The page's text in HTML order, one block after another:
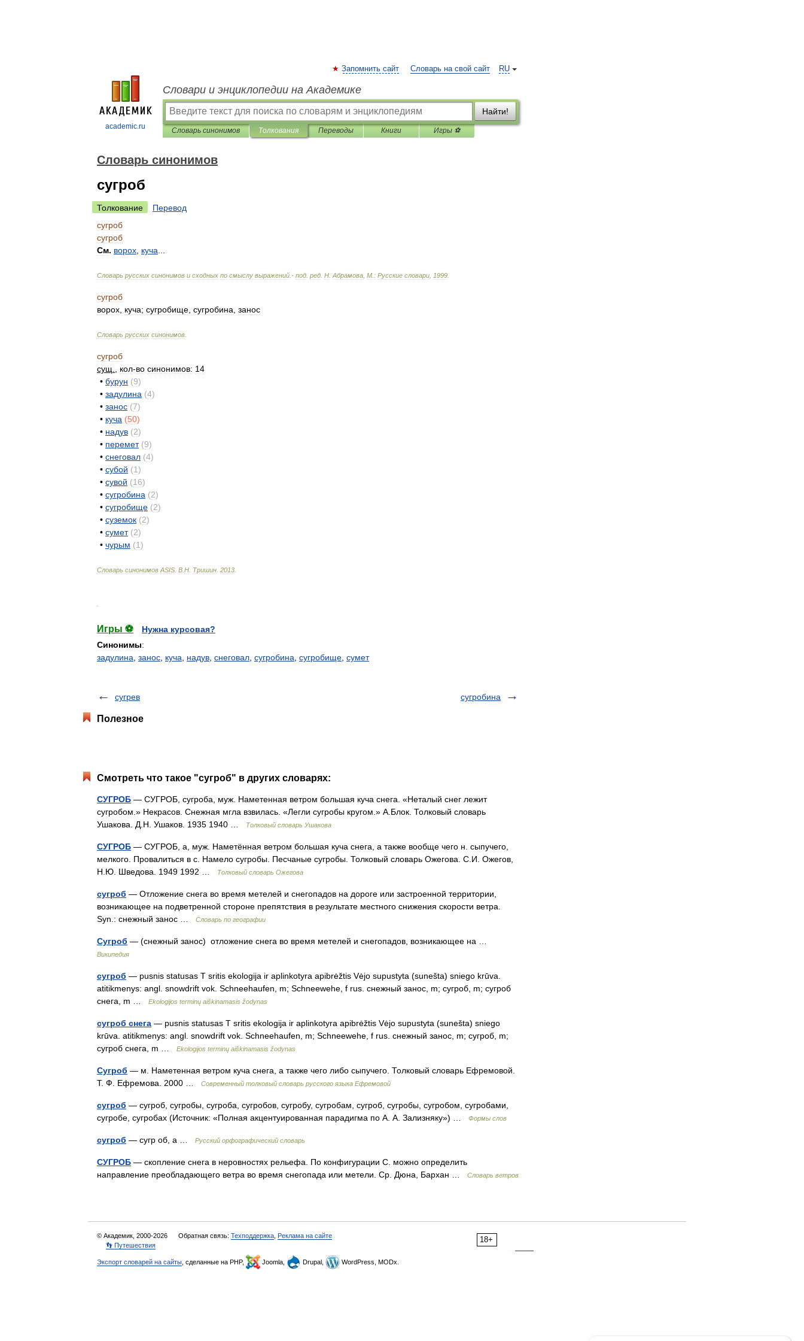
academic.ru
RU
Запомнить сайт Словарь на свой сайт
Словари и энциклопедии на Академике
Найти!
Словарь синонимов Толкования Переводы Книги Игры ⚽
Словарь синонимов
сугроб
Толкование
Перевод
сугроб
сугроб
См. ворох куча
Словарь русских синонимов и сходных по смыслу выражений .- под ред Н Абрамова М : Русские словари 1999
сугроб
ворох куча; сугробище сугробина занос
Словарь русских синонимов
сугроб
сущ
кол-во синонимов: 14
• бурун (9)
• задулина (4)
• занос (7)
• куча (50)
• надув (2)
• перемет (9)
• снеговал (4)
• субой (1)
• сувой (16)
• сугробина (2)
• сугробище (2)
• суземок (2)
• сумет (2)
• чурым (1)
Словарь синонимов ASIS В Н Тришин 2013
Игры ⚽
Нужна курсовая?
Синонимы:
задулина занос куча надув снеговал сугробина сугробище сумет
сугрев сугробина
Полезное
Смотреть что такое "сугроб" в других словарях:
СУГРОБ — СУГРОБ, сугроба, муж. Наметенная ветром большая куча снега. «Неталый снег лежит
сугробом.» Некрасов. Снежная мгла взвилась. «Легли сугробы кругом.» А.Блок. Толковый словарь
Ушакова. Д.Н. Ушаков. 1935 1940 …
Толковый словарь Ушакова
СУГРОБ — СУГРОБ, а, муж. Наметённая ветром большая куча снега, а также вообще чего н. сыпучего,
мелкого. Провалиться в с. Намело сугробы. Песчаные сугробы. Толковый словарь Ожегова. С.И. Ожегов,
Н.Ю. Шведова. 1949 1992 …
Толковый словарь Ожегова
сугроб — Отложение снега во время метелей и снегопадов на дороге или застроенной территории,
возникающее на подветренной стороне препятствия в результате местного снижения скорости ветра.
Syn.: снежный занос …
Словарь по географии
Сугроб — (снежный занос) отложение снега во время метелей и снегопадов, возникающее на …
Википедия
сугроб — pusnis statusas T sritis ekologija ir aplinkotyra apibrėžtis Vėjo supustyta (sunešta) sniego krūva.
atitikmenys: angl. snowdrift vok. Schneehaufen, m; Schneewehe, f rus. снежный занос, m; сугроб, m; сугроб
снега, m …
Ekologijos terminų aiškinamasis žodynas
сугроб снега — pusnis statusas T sritis ekologija ir aplinkotyra apibrėžtis Vėjo supustyta (sunešta) sniego
krūva. atitikmenys: angl. snowdrift vok. Schneehaufen, m; Schneewehe, f rus. снежный занос, m; сугроб, m;
сугроб снега, m …
Ekologijos terminų aiškinamasis žodynas
Сугроб — м. Наметенная ветром куча снега, а также чего либо сыпучего. Толковый словарь Ефремовой.
Т. Ф. Ефремова. 2000 …
Современный толковый словарь русского языка Ефремовой
сугроб — сугроб, сугробы, сугроба, сугробов, сугробу, сугробам, сугроб, сугробы, сугробом, сугробами,
сугробе, сугробах (Источник: «Полная акцентуированная парадигма по А. А. Зализняку») …
Формы слов
сугроб — сугр об, а … Русский орфографический словарь
СУГРОБ — скопление снега в неровностях рельефа. По конфигурации С. можно определить
направление преобладающего ветра во время снегопада или метели. Ср. Дюна, Бархан …
Словарь ветров
18+
© Академик, 2000-2026 Обратная связь: Техподдержка Реклама на сайте
👣 Путешествия
Экспорт словарей на сайты , сделанные на PHP, Joomla, Drupal, WordPress, MODx.